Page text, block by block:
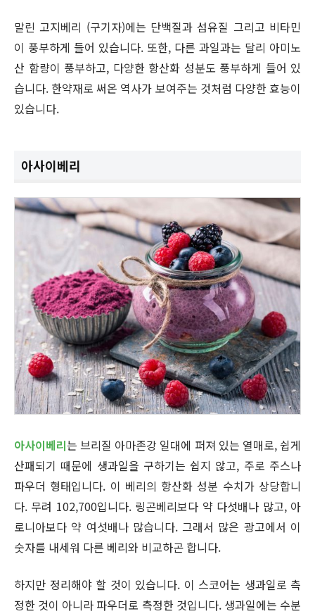
말린 고지베리 (구기자)에는 단백질과 섬유질 그리고 비타민
이 풍부하게 들어 있습니다. 또한, 다른 과일과는 달리 아미노
산 함량이 풍부하고, 다양한 항산화 성분도 풍부하게 들어 있
습니다. 한약재로 써온 역사가 보여주는 것처럼 다양한 효능이
있습니다.
아사이베리
아사이베리는 브리질 아마존강 일대에 퍼져 있는 열매로, 쉽게
산패되기 때문에 생과일을 구하기는 쉽지 않고, 주로 주스나
파우더 형태입니다. 이 베리의 항산화 성분 수치가 상당합니
다. 무려 102,700입니다. 링곤베리보다 약 다섯배나 많고, 아
로니아보다 약 여섯배나 많습니다. 그래서 많은 광고에서 이
숫자를 내세워 다른 베리와 비교하곤 합니다.
하지만 정리해야 할 것이 있습니다. 이 스코어는 생과일로 측
정한 것이 아니라 파우더로 측정한 것입니다. 생과일에는 수분